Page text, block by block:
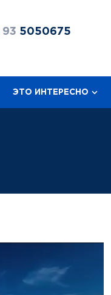
93 5050675
ЭТО ИНТЕРЕСНО